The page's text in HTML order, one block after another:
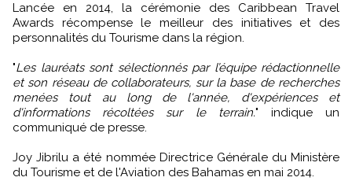
Lancée en 2014, la cérémonie des Caribbean Travel
Awards récompense le meilleur des initiatives et des
personnalités du Tourisme dans la région.
"Les lauréats sont sélectionnés par l’équipe rédactionnelle
et son réseau de collaborateurs, sur la base de recherches
menées tout au long de l'année, d'expériences et
d'informations récoltées sur le terrain." indique un
communiqué de presse.
Joy Jibrilu a été nommée Directrice Générale du Ministère
du Tourisme et de l'Aviation des Bahamas en mai 2014.